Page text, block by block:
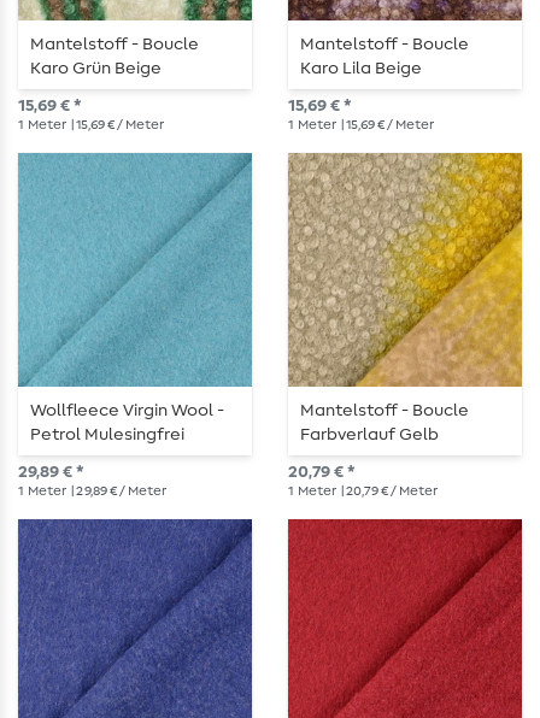
Mantelstoff - Boucle
Karo Grün Beige
15,69 € *
1 Meter | 15,69 € / Meter
Mantelstoff - Boucle
Karo Lila Beige
15,69 € *
1 Meter | 15,69 € / Meter
Wollfleece Virgin Wool -
Petrol Mulesingfrei
29,89 € *
1 Meter | 29,89 € / Meter
Mantelstoff - Boucle
Farbverlauf Gelb
20,79 € *
1 Meter | 20,79 € / Meter